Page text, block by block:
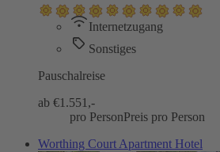
Internetzugang
Sonstiges
Pauschalreise
ab €1.551,-
pro PersonPreis pro Person
Worthing Court Apartment Hotel